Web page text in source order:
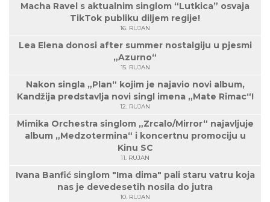
Macha Ravel s aktualnim singlom “Lutkica” osvaja
TikTok publiku diljem regije!
16. RUJAN
Lea Elena donosi after summer nostalgiju u pjesmi
„Azurno“
15. RUJAN
Nakon singla „Plan“ kojim je najavio novi album,
Kandžija predstavlja novi singl imena „Mate Rimac“!
12. RUJAN
Mimika Orchestra singlom „Zrcalo/Mirror“ najavljuje
album „Medzotermina“ i koncertnu promociju u
Kinu SC
11. RUJAN
Ivana Banfić singlom "Ima dima" pali staru vatru koja
nas je devedesetih nosila do jutra
10. RUJAN